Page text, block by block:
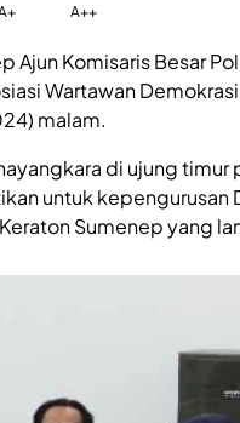
A++
Ajun Komisaris Besar
Wartawan
malam.
di ujung timur
untuk kepengurusan
Sumenep yang